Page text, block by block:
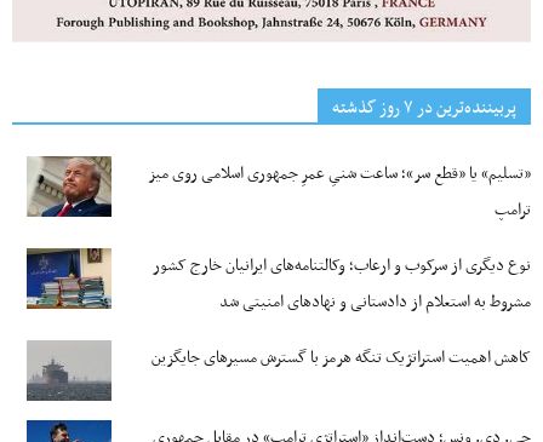
پربیننده‌ترین‌ در ۷ روز گذشته
«تسلیم» یا «قطع سر»؛ ساعت شنیِ عمرِ جمهوری اسلامی روی میز
ترامپ
نوع دیگری از سرکوب و ارعاب؛ وکالتنامه‌های ایرانیان خارج کشور
مشروط به استعلام از دادستانی و نهادهای امنیتی شد
کاهش اهمیت استراتژیک تنگه‌ هرمز با گسترش مسیرهای جایگزین